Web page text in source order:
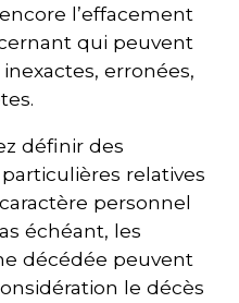
l’effacement
qui peuvent
erronées,
définir des
relatives
personnel
échéant, les
décédée peuvent
le décès